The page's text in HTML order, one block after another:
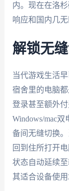
内。现在在洛
响应和国内几无
解锁无
当代游戏生活
宿舍里的电脑
登录甚至额外付
Windows/mac
备间无缝切换
回到住所打开
状态自动延续
其适合设备使用